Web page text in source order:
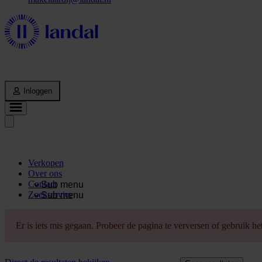
Inloggen
Verkopen
Over ons
Sub menu
Contact
Sub menu
Zoekservice
Er is iets mis gegaan. Probeer de pagina te verversen of gebruik